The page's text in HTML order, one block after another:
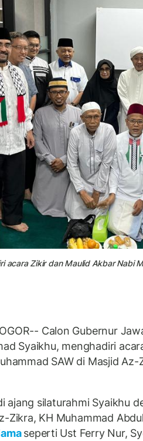
acara Zikir dan Maulid Akbar Nabi
Calon Gubernur
Syaikhu, menghadiri
SAW di Masjid Az-
ajang silaturahmi Syaikhu
Zikra, KH Muhammad
seperti Ust Ferry Nur,